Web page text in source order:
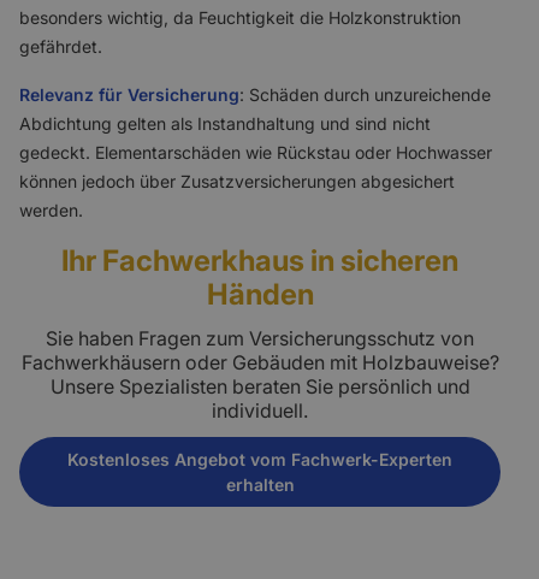
besonders wichtig, da Feuchtigkeit die Holzkonstruktion
gefährdet.
Relevanz für Versicherung: Schäden durch unzureichende
Abdichtung gelten als Instandhaltung und sind nicht
gedeckt. Elementarschäden wie Rückstau oder Hochwasser
können jedoch über Zusatzversicherungen abgesichert
werden.
Ihr Fachwerkhaus in sicheren
Händen
Sie haben Fragen zum Versicherungsschutz von
Fachwerkhäusern oder Gebäuden mit Holzbauweise?
Unsere Spezialisten beraten Sie persönlich und
individuell.
Kostenloses Angebot vom Fachwerk-Experten
erhalten